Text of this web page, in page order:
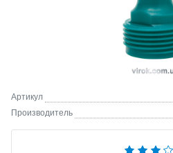
Артикул
Производитель